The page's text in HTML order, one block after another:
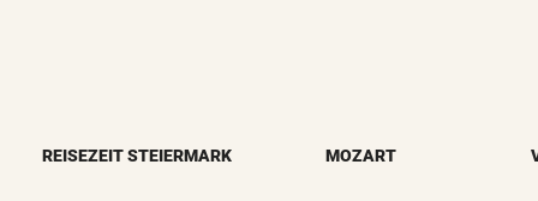
REISEZEIT STEIERMARK MOZART